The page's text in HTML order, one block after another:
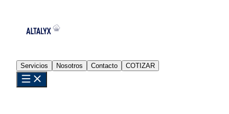
Servicios Nosotros Contacto COTIZAR